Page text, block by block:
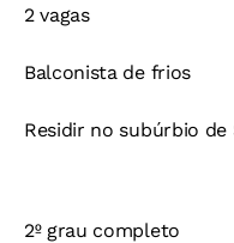
2 vagas
Balconista de frios
Residir no subúrbio
2º grau completo